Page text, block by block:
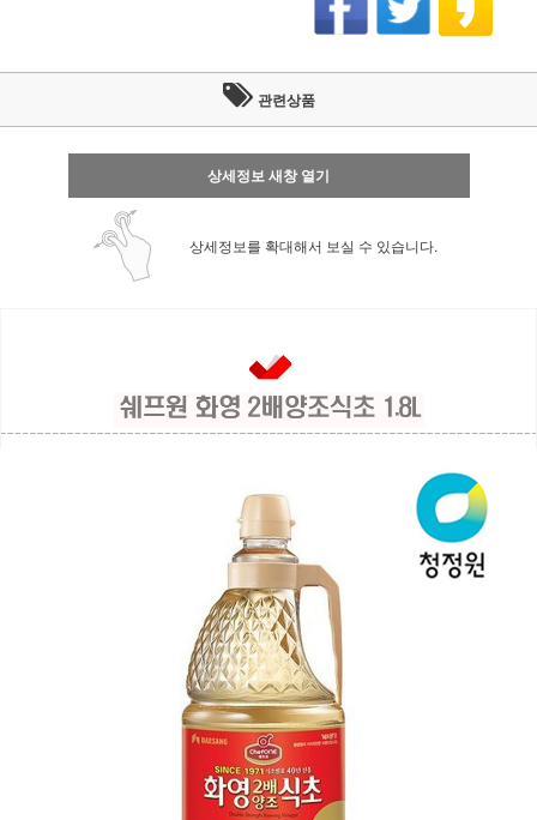
관련상품
상세정보 새창 열기
상세정보를 확대해서 보실 수 있습니다.